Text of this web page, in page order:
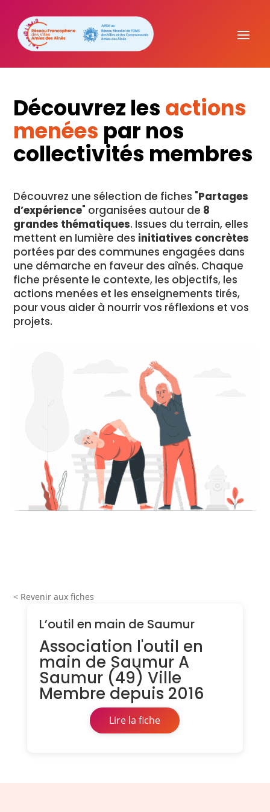
Découvrez les actions
menées par nos
collectivités membres
Découvrez une sélection de fiches "Partages
d’expérience" organisées autour de 8
grandes thématiques. Issues du terrain, elles
mettent en lumière des initiatives concrètes
portées par des communes engagées dans
une démarche en faveur des aînés. Chaque
fiche présente le contexte, les objectifs, les
actions menées et les enseignements tirés,
pour vous aider à nourrir vos réflexions et vos
projets.
< Revenir aux fiches
L’outil en main de Saumur
Association l'outil en
main de Saumur A
Saumur (49) Ville
Membre depuis 2016
Lire la fiche